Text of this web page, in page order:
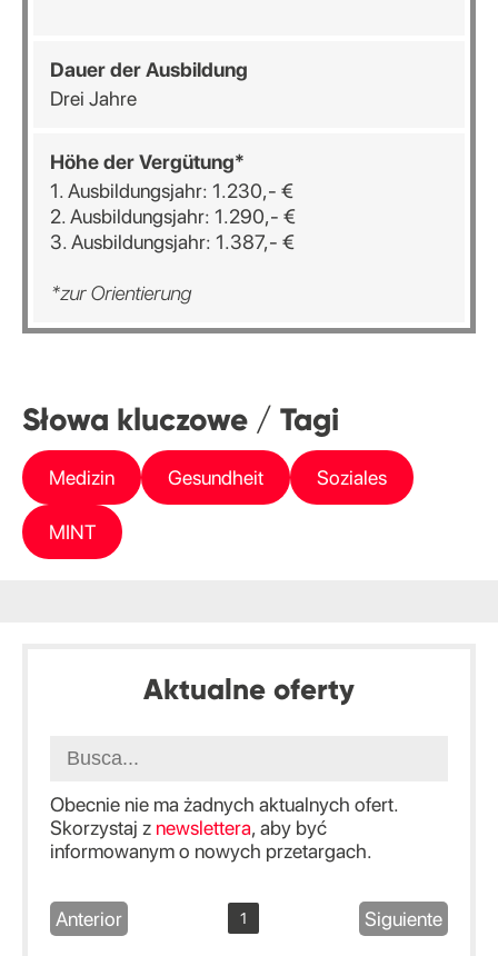
Dauer der Ausbildung
Drei Jahre
Höhe der Vergütung*
1. Ausbildungsjahr: 1.230,- €
2. Ausbildungsjahr: 1.290,- €
3. Ausbildungsjahr: 1.387,- €
*zur Orientierung
Słowa kluczowe / Tagi
Medizin Gesundheit Soziales
MINT
Aktualne oferty
Obecnie nie ma żadnych aktualnych ofert.
Skorzystaj z newslettera, aby być
informowanym o nowych przetargach.
Anterior 1 Siguiente